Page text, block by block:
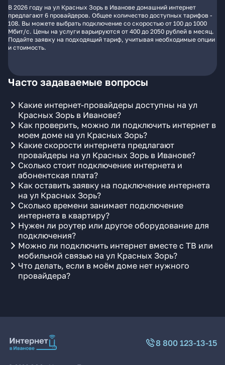
В 2026 году на ул Красных Зорь в Иванове домашний интернет
предлагают 6 провайдеров. Общее количество доступных тарифов -
108. Вы можете выбрать подключение со скоростью от 100 до 1000
Мбит/с. Цены на услуги варьируются от 400 до 2050 рублей в месяц.
Подайте заявку на подходящий тариф, учитывая необходимые опции
и стоимость.
Часто задаваемые вопросы
Какие интернет-провайдеры доступны на ул
Красных Зорь в Иванове?
Как проверить, можно ли подключить интернет в
моем доме на ул Красных Зорь?
Какие скорости интернета предлагают
провайдеры на ул Красных Зорь в Иванове?
Сколько стоит подключение интернета и
абонентская плата?
Как оставить заявку на подключение интернета
на ул Красных Зорь?
Сколько времени занимает подключение
интернета в квартиру?
Нужен ли роутер или другое оборудование для
подключения?
Можно ли подключить интернет вместе с ТВ или
мобильной связью на ул Красных Зорь?
Что делать, если в моём доме нет нужного
провайдера?
8 800 123-13-15